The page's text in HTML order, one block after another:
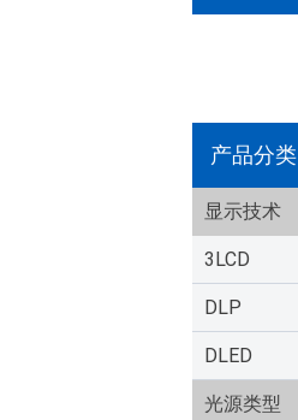
产品分类
显示技术
3LCD
DLP
DLED
光源类型